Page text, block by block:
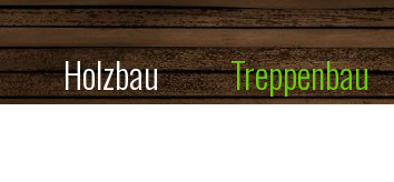
Holzbau Treppenbau